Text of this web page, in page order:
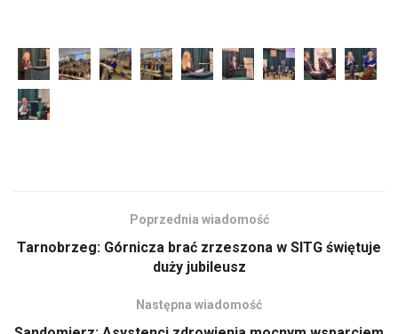
Poprzednia wiadomość
Tarnobrzeg: Górnicza brać zrzeszona w SITG świętuje
duży jubileusz
Następna wiadomość